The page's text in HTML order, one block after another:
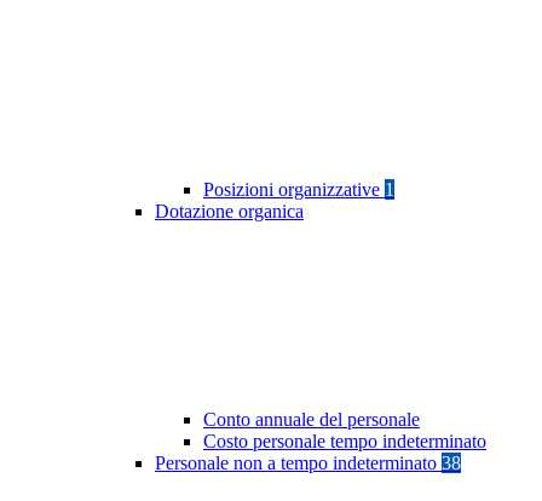
Posizioni organizzative 1
Dotazione organica
Conto annuale del personale
Costo personale tempo indeterminato
Personale non a tempo indeterminato 38